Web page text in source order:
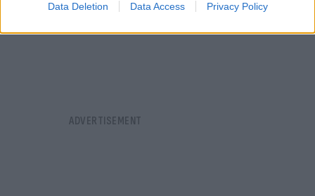
Data Deletion Data Access Privacy Policy